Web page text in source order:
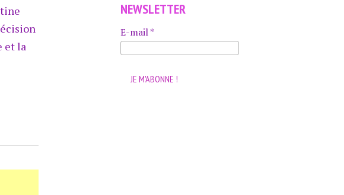
et la
NEWSLETTER
E-mail*